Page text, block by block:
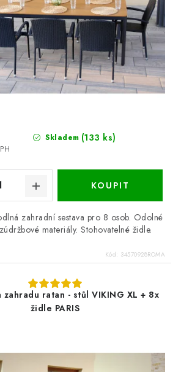
Skladem (133 ks)
zahradní sestava pro 8 osob. Odolné
materiály. Stohovatelné židle.
Kód: 34570928ROMA
zahradu ratan - stůl VIKING XL + 8x
židle PARIS